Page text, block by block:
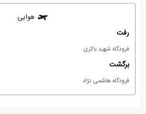
هوایی
رفت
فرودگاه شهید باکری
برگشت
فرودگاه هاشمی نژاد